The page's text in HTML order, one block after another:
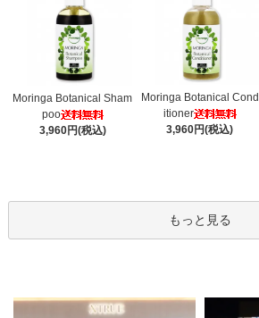
Moringa Botanical Sham
poo
3,960円(税込)
Moringa Botanical Cond
itioner
3,960円(税込)
もっと見る